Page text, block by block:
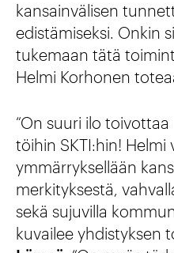
kansainvälisen
edistämiseksi. Onkin
tukemaan tätä
Helmi Korhonen
“On suuri ilo
töihin SKTI:hin!
ymmärryksellään
merkityksestä,
sekä sujuvilla
kuvailee yhdistyksen